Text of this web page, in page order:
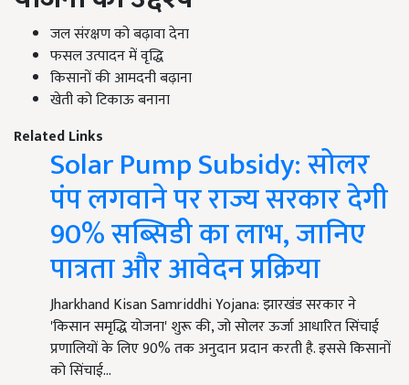
जल संरक्षण को बढ़ावा देना
फसल उत्पादन में वृद्धि
किसानों की आमदनी बढ़ाना
खेती को टिकाऊ बनाना
Related Links
Solar Pump Subsidy: सोलर
पंप लगवाने पर राज्य सरकार देगी
90% सब्सिडी का लाभ, जानिए
पात्रता और आवेदन प्रक्रिया
Jharkhand Kisan Samriddhi Yojana: झारखंड सरकार ने
'किसान समृद्धि योजना' शुरू की, जो सोलर ऊर्जा आधारित सिंचाई
प्रणालियों के लिए 90% तक अनुदान प्रदान करती है. इससे किसानों
को सिंचाई…